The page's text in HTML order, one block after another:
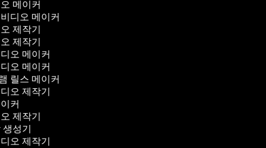
오 메이커
비디오 메이커
오 제작기
오 제작기
디오 메이커
디오 메이커
릴스 메이커
디오 제작기
커
오 제작기
생성기
디오 제작기